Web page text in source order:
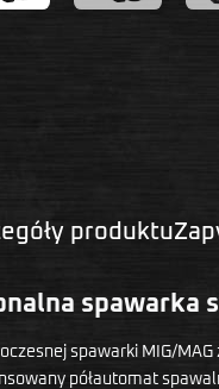
produktu
spawarka
spawarki MIG/
półautomat